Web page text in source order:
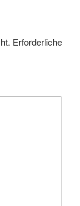
Erforderliche